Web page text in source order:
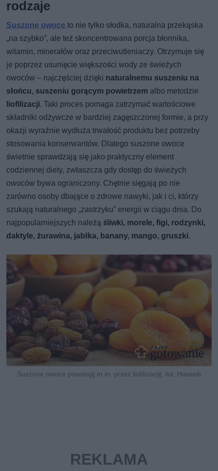
rodzaje
Suszone owoceto nie tylko słodka, naturalna przekąska
„na szybko”, ale też skoncentrowana porcja błonnika,
witamin, minerałów oraz przeciwutleniaczy. Otrzymuje się
je poprzez usunięcie większości wody ze świeżych
owoców – najczęściej dzięki naturalnemu suszeniu na
słońcu, suszeniu gorącym powietrzem albo metodzie
liofilizacji. Taki proces pomaga zatrzymać wartościowe
składniki odżywcze w bardziej zagęszczonej formie, a przy
okazji wyraźnie wydłuża trwałość produktu bez potrzeby
stosowania konserwantów. Dlatego suszone owoce
świetnie sprawdzają się jako praktyczny element
codziennej diety, zwłaszcza gdy dostęp do świeżych
owoców bywa ograniczony. Chętnie sięgają po nie
zarówno osoby dbające o zdrowe nawyki, jak i ci, którzy
szukają naturalnego „zastrzyku” energii w ciągu dnia. Do
najpopularniejszych należąśliwki, morele, figi, rodzynki,
daktyle, żurawina, jabłka, banany, mango, gruszki.
Suszone owoce powstają m.in. przez liofilizację, fot. Haseeb